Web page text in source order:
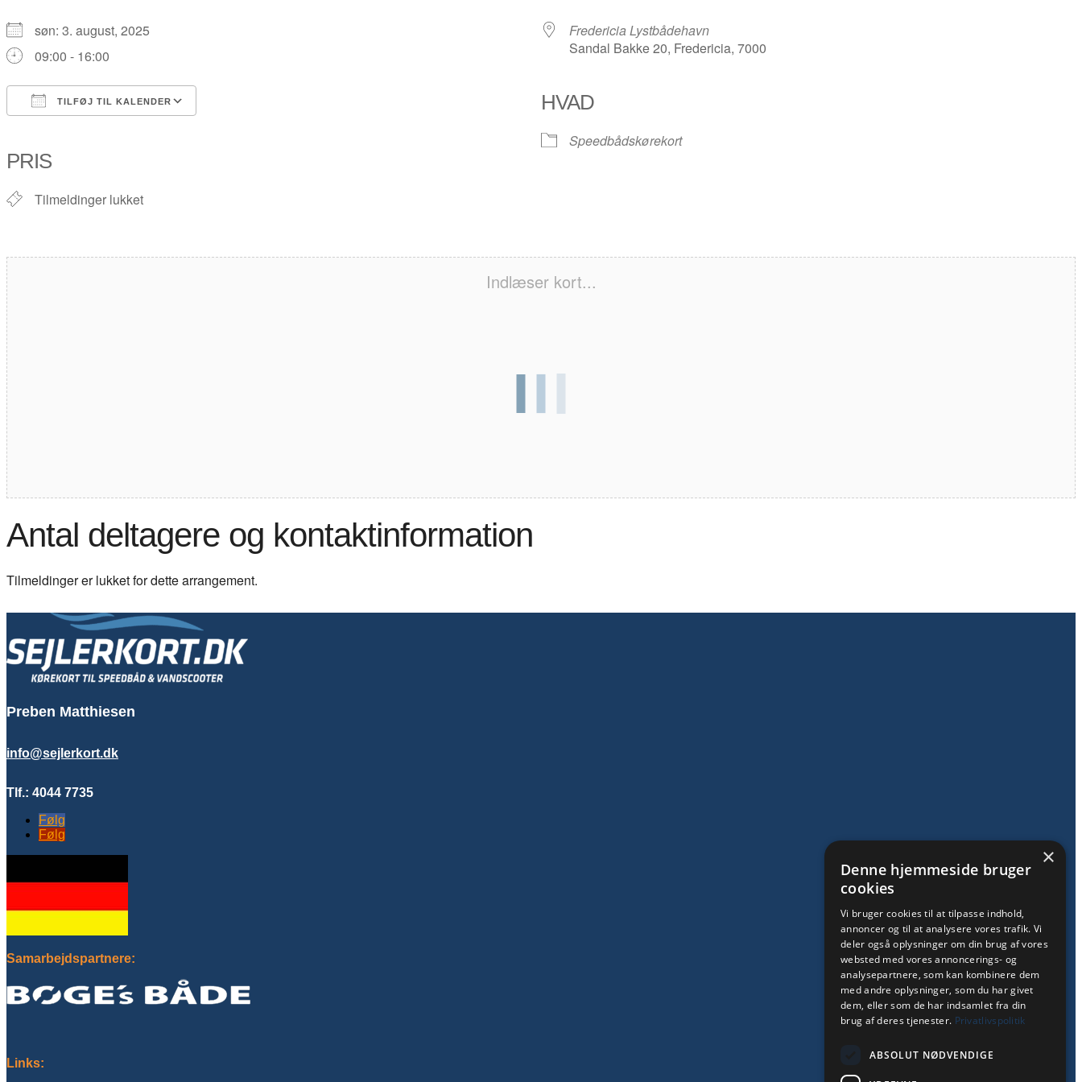
søn: 3. august, 2025
09:00 - 16:00
TILFØJ TIL KALENDER
PRIS
Tilmeldinger lukket
Fredericia Lystbådehavn
Sandal Bakke 20, Fredericia, 7000
HVAD
Speedbådskørekort
Indlæser kort...
Antal deltagere og kontaktinformation
Tilmeldinger er lukket for dette arrangement.
Preben Matthiesen
info@sejlerkort.dk
Tlf.: 4044 7735
Følg
Følg
Samarbejdspartnere:
Links:
×
Denne hjemmeside bruger
cookies
Vi bruger cookies til at tilpasse indhold,
annoncer og til at analysere vores trafik. Vi
deler også oplysninger om din brug af vores
websted med vores annoncerings- og
analysepartnere, som kan kombinere dem
med andre oplysninger, som du har givet
dem, eller som de har indsamlet fra din
brug af deres tjenester. Privatlivspolitik
ABSOLUT NØDVENDIGE